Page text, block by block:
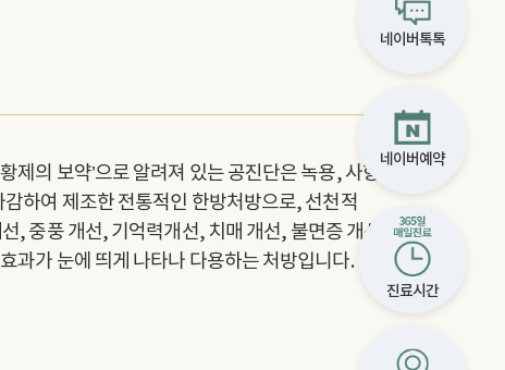
제의 보약’으로 알려져 있는 공진단은 녹용, 사향,
하여 제조한 전통적인 한방처방으로, 선천적
, 중풍 개선, 기억력개선, 치매 개선, 불면증 개선,
과가 눈에 띄게 나타나 다용하는 처방입니다.
네이버톡톡
네이버예약
진료시간